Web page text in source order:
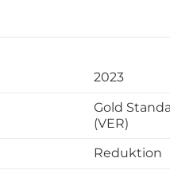
2023
Gold
(VER)
Reduktion